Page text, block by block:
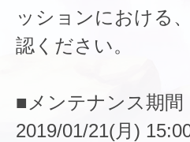
ッションにおける
認ください。
■メンテナンス期間
2019/01/21(月)